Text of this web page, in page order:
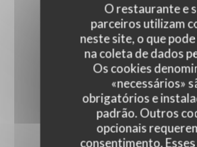
O restaurante e
parceiros utilizam
neste site, o que
na coleta de dados
Os cookies
«necessários»
obrigatórios e
padrão. Outros
opcionais
consentimento.